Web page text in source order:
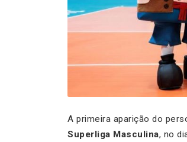
A primeira aparição do
Superliga Masculina, no